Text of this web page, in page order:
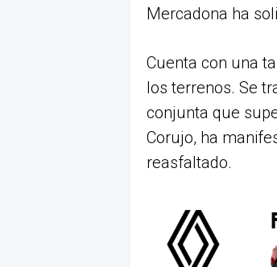
Mercadona ha
Cuenta con una
los terrenos. Se
conjunta que
Corujo, ha
reasfaltado.